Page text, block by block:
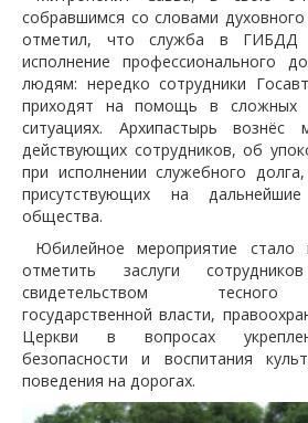
собравшимся со словами
отметил, что служба в
исполнение профессионального
людям: нередко сотрудники
приходят на помощь в сложных
ситуациях. Архипастырь
действующих сотрудников, об
при исполнении служебного
присутствующих на
общества.
Юбилейное мероприятие
отметить заслуги
свидетельством тесного
государственной власти,
Церкви в вопросах
безопасности и воспитания
поведения на дорогах.